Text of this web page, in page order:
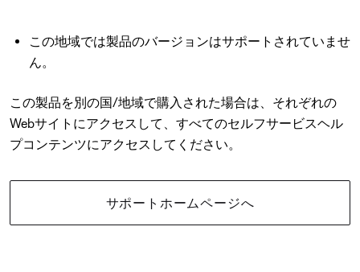
この地域では製品のバージョンはサポートされていませ
ん。
この製品を別の国/地域で購入された場合は、それぞれの
Webサイトにアクセスして、すべてのセルフサービスヘル
プコンテンツにアクセスしてください。
サポートホームページへ